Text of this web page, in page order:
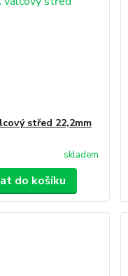
střed 22,2mm
skladem
do košíku